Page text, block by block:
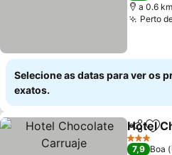
a 0.6
Perto
Selecione as datas para ver os
exatos.
Partilhar
Hotel
3 Estrelas
7,9 Boa